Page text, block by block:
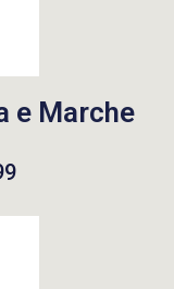
e Marche